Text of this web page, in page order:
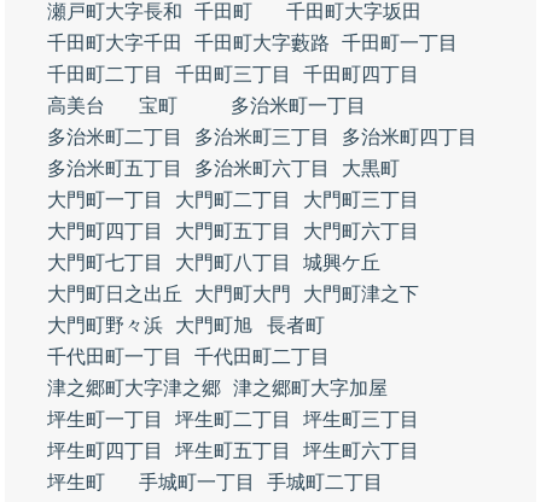
瀬戸町大字長和
千田町
千田町大字坂田
千田町大字千田
千田町大字藪路
千田町一丁目
千田町二丁目
千田町三丁目
千田町四丁目
高美台
宝町
多治米町一丁目
多治米町二丁目
多治米町三丁目
多治米町四丁目
多治米町五丁目
多治米町六丁目
大黒町
大門町一丁目
大門町二丁目
大門町三丁目
大門町四丁目
大門町五丁目
大門町六丁目
大門町七丁目
大門町八丁目
城興ケ丘
大門町日之出丘
大門町大門
大門町津之下
大門町野々浜
大門町旭
長者町
千代田町一丁目
千代田町二丁目
津之郷町大字津之郷 津之郷町大字加屋
坪生町一丁目
坪生町二丁目
坪生町三丁目
坪生町四丁目
坪生町五丁目
坪生町六丁目
坪生町
手城町一丁目
手城町二丁目